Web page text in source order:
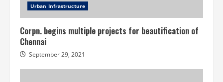
Urban Infrastructure
Corpn. begins multiple projects for beautification of
Chennai
September 29, 2021